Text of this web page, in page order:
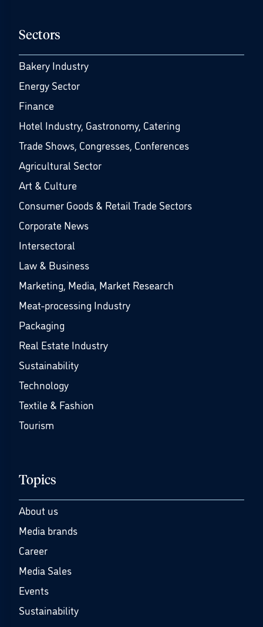
Sectors
Bakery Industry
Energy Sector
Finance
Hotel Industry, Gastronomy, Catering
Trade Shows, Congresses, Conferences
Agricultural Sector
Art & Culture
Consumer Goods & Retail Trade Sectors
Corporate News
Intersectoral
Law & Business
Marketing, Media, Market Research
Meat-processing Industry
Packaging
Real Estate Industry
Sustainability
Technology
Textile & Fashion
Tourism
Topics
About us
Media brands
Career
Media Sales
Events
Sustainability